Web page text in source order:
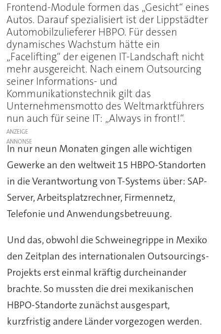
Frontend-Module formen das „Gesicht“ eines
Autos. Darauf spezialisiert ist der Lippstädter
Automobilzulieferer HBPO. Für dessen
dynamisches Wachstum hätte ein
„Facelifting“ der eigenen IT-Landschaft nicht
mehr ausgereicht. Nach einem Outsourcing
seiner Informations- und
Kommunikationstechnik gilt das
Unternehmensmotto des Weltmarktführers
nun auch für seine IT: „Always in front!“.
ANZEIGE
In nur neun Monaten gingen alle wichtigen
Gewerke an den weltweit 15 HBPO-Standorten
in die Verantwortung von T-Systems über: SAP-
Server, Arbeitsplatzrechner, Firmennetz,
Telefonie und Anwendungsbetreuung.
Und das, obwohl die Schweinegrippe in Mexiko
den Zeitplan des internationalen Outsourcings-
Projekts erst einmal kräftig durcheinander
brachte. So mussten die drei mexikanischen
HBPO-Standorte zunächst ausgespart,
kurzfristig andere Länder vorgezogen werden.